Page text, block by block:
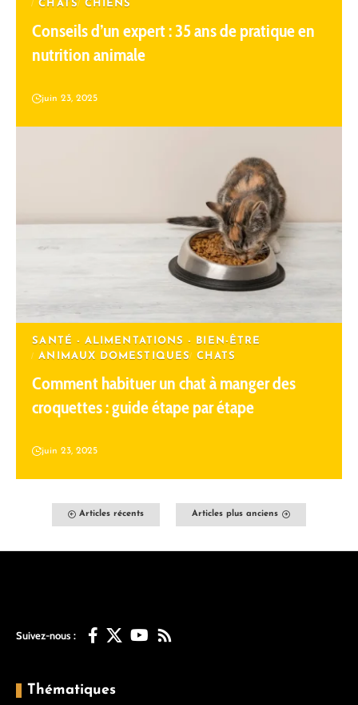
CHATS
CHIENS
Conseils d’un expert : 35 ans de pratique en
nutrition animale
juin 23, 2025
SANTÉ - ALIMENTATIONS - BIEN-ÊTRE
ANIMAUX DOMESTIQUES
CHATS
Comment habituer un chat à manger des
croquettes : guide étape par étape
juin 23, 2025
Articles récents Articles plus anciens
Suivez-nous :
Thématiques